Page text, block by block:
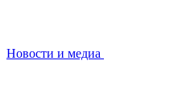
Новости и медиа